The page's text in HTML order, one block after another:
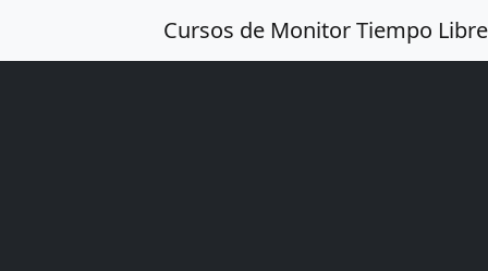
Cursos de Monitor Tiempo Libre